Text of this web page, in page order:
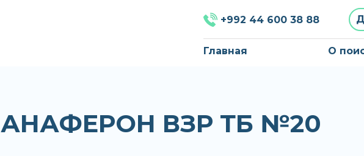
+992 44 600 38 88
Главная О
АНАФЕРОН ВЗР ТБ №20